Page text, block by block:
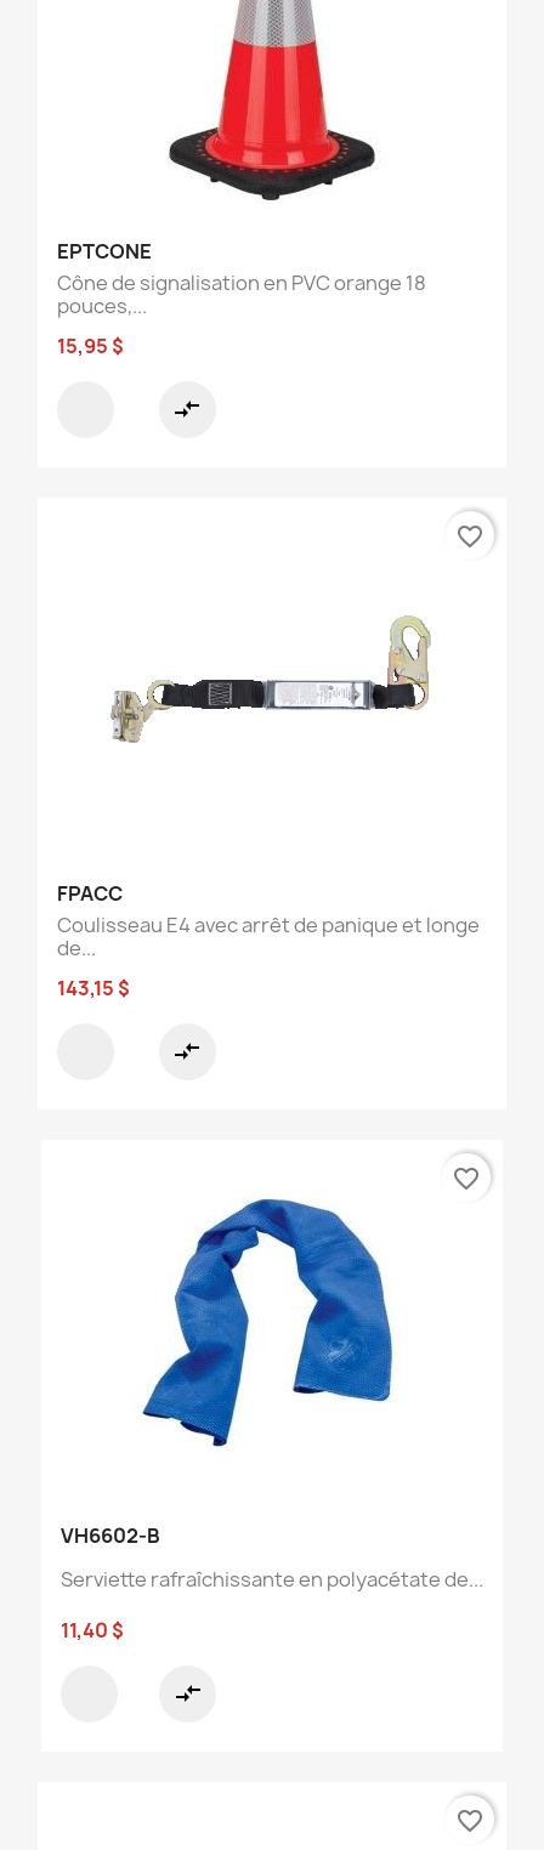
EPTCONE
Cône de signalisation en PVC orange 18
pouces,...
15,95 $
compare_arrows
FPACC
Coulisseau E4 avec arrêt de panique et longe
de...
143,15 $
compare_arrows
favorite_border
VH6602-B
Serviette rafraîchissante en polyacétate de...
11,40 $
compare_arrows
favorite_border
favorite_border